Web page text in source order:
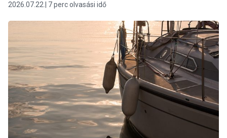
2026.07.22. 7 perc olvasási idő